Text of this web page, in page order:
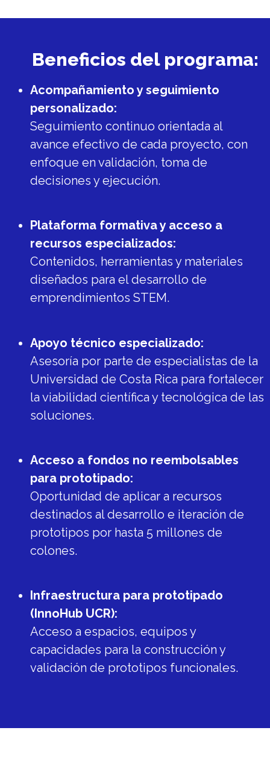
Beneficios del programa:
Acompañamiento y seguimiento
personalizado:
Seguimiento continuo orientada al
avance efectivo de cada proyecto, con
enfoque en validación, toma de
decisiones y ejecución.
Plataforma formativa y acceso a
recursos especializados:
Contenidos, herramientas y materiales
diseñados para el desarrollo de
emprendimientos STEM.
Apoyo técnico especializado:
Asesoría por parte de especialistas de la
Universidad de Costa Rica para fortalecer
la viabilidad científica y tecnológica de las
soluciones.
Acceso a fondos no reembolsables
para prototipado:
Oportunidad de aplicar a recursos
destinados al desarrollo e iteración de
prototipos por hasta 5 millones de
colones.
Infraestructura para prototipado
(InnoHub UCR):
Acceso a espacios, equipos y
capacidades para la construcción y
validación de prototipos funcionales.